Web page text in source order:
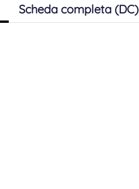
Scheda completa (DC)